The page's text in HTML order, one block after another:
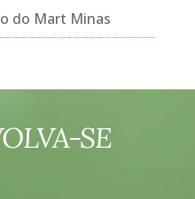
do Mart Minas
SE